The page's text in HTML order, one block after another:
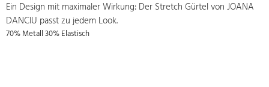
Ein Design mit maximaler Wirkung: Der Stretch Gürtel von JOANA
DANCIU passt zu jedem Look.
70% Metall 30% Elastisch